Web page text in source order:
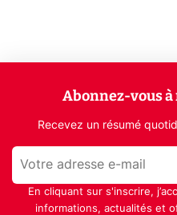
Abonnez-vous
Recevez un résumé
En cliquant sur s'inscrire,
informations, actualités et